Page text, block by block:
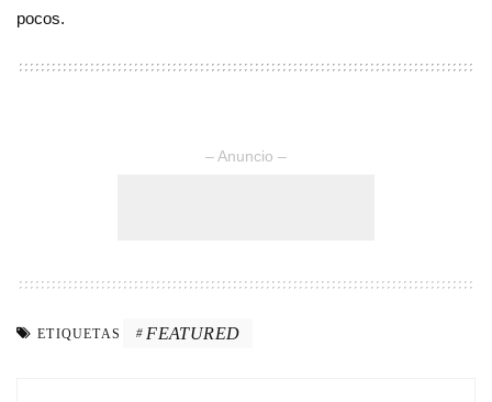
pocos.
– Anuncio –
ETIQUETAS FEATURED